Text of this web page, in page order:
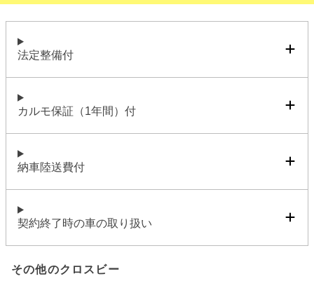
法定整備付
カルモ保証（1年間）付
納車陸送費付
契約終了時の車の取り扱い
その他のクロスビー